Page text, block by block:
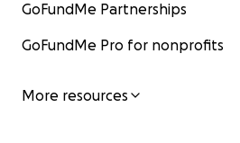
GoFundMe Partnerships
GoFundMe Pro for nonprofits
More resources